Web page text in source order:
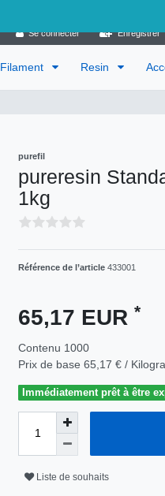
Se connecter Enregistrer
Filament Resin
purefil
pureresin
1kg
Référence de l’article 433001
65,17 EUR *
Contenu 1000
Prix de base 65,17 € /
Immédiatement prêt à être
Liste de souhaits